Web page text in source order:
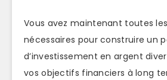
Vous avez maintenant toutes
nécessaires pour construire un
d’investissement en argent
vos objectifs financiers à long